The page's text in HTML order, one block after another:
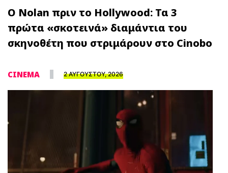
Ο Nolan πριν το Hollywood: Τα 3
πρώτα «σκοτεινά» διαμάντια του
σκηνοθέτη που στριμάρουν στο Cinobo
CINEMA 2 ΑΥΓΟΥΣΤΟΥ, 2026